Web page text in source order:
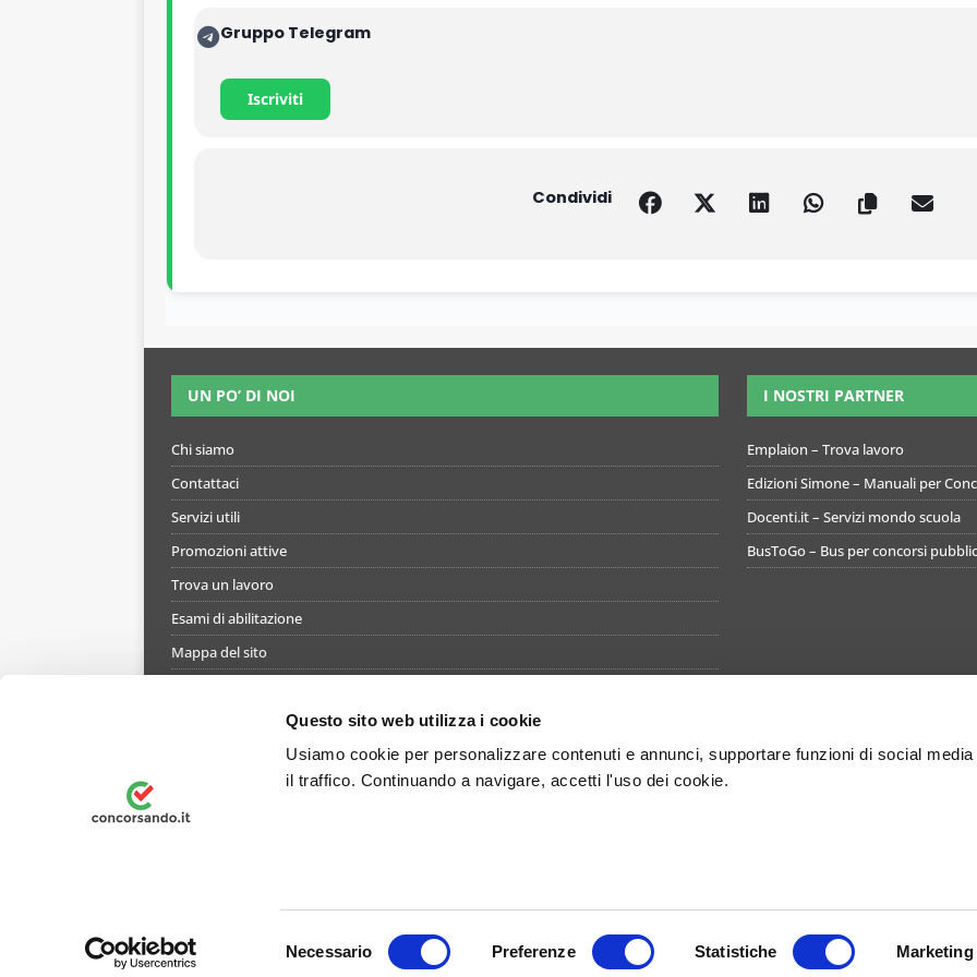
Questo sito web utilizza i cookie
Usiamo cookie per personalizzare contenuti e annunci, supportare funzioni di social
il traffico. Continuando a navigare, accetti l'uso dei cookie.
Necessario Preferenze Statistiche Marketing
Gruppo Telegram
Iscriviti
Condividi
UN PO’ DI NOI
Chi siamo
Contattaci
Servizi utili
Promozioni attive
Trova un lavoro
Esami di abilitazione
Mappa del sito
Termini e condizioni di utilizzo del simulatore
Informativa privacy
Preferenze Privacy
I NOSTRI PARTNER
Emplaion – Trova lavoro
Edizioni Simone – Manuali per
Docenti.it – Servizi mondo scuola
BusToGo – Bus per concorsi
© 2026 Concorsando.it è un marchio registrato - Tutti i diritti sono riservati - Concorsando S.r.l. - Sede legale Via Miguel
controllata dal gruppo EDUMAV GROUP s.r.l.